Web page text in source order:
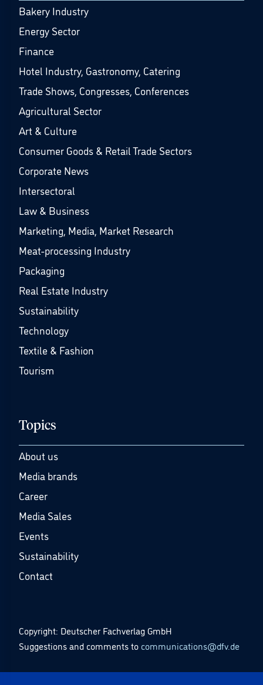
Bakery Industry
Energy Sector
Finance
Hotel Industry, Gastronomy, Catering
Trade Shows, Congresses, Conferences
Agricultural Sector
Art & Culture
Consumer Goods & Retail Trade Sectors
Corporate News
Intersectoral
Law & Business
Marketing, Media, Market Research
Meat-processing Industry
Packaging
Real Estate Industry
Sustainability
Technology
Textile & Fashion
Tourism
Topics
About us
Media brands
Career
Media Sales
Events
Sustainability
Contact
Copyright: Deutscher Fachverlag GmbH
Suggestions and comments to communications@dfv.de